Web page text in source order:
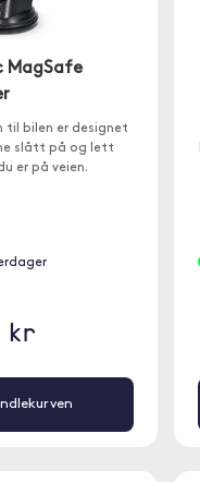
MagSafe
til bilen er designet
slått på og lett
er på veien.
kr